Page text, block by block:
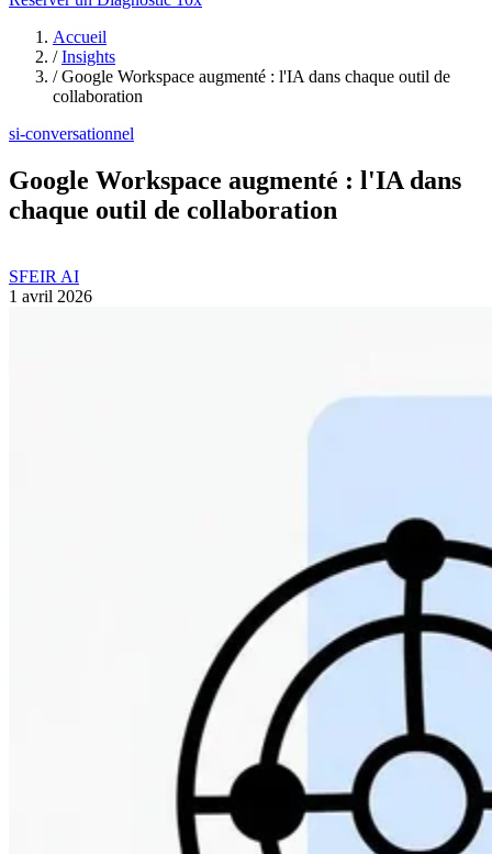
Accueil
/ Insights
/ Google Workspace augmenté : l'IA dans chaque outil de
collaboration
si-conversationnel
Google Workspace augmenté : l'IA dans
chaque outil de collaboration
SFEIR AI
1 avril 2026